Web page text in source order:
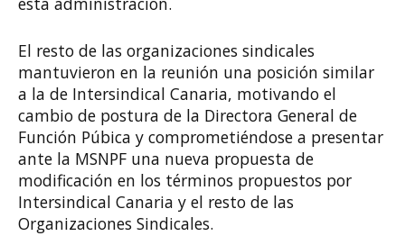
El resto de las organizaciones sindicales
mantuvieron en la reunión una posición similar
a la de Intersindical Canaria, motivando el
cambio de postura de la Directora General de
Función Púbica y comprometiéndose a presentar
ante la MSNPF una nueva propuesta de
modificación en los términos propuestos por
Intersindical Canaria y el resto de las
Organizaciones Sindicales.